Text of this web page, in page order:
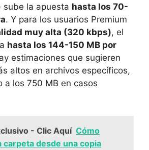
sube la apuesta hasta los 70-
. Y para los usuarios Premium
muy alta (320 kbps), el
hasta los 144-150 MB por
estimaciones que sugieren
altos en archivos específicos,
a los 750 MB en casos
- Clic Aquí Cómo
carpeta desde una copia